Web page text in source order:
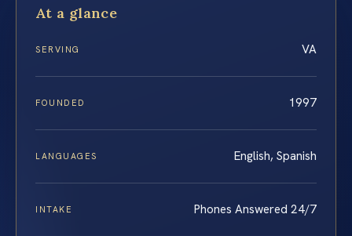
At a glance
SERVING VA
FOUNDED 1997
LANGUAGES English, Spanish
INTAKE Phones Answered 24/7